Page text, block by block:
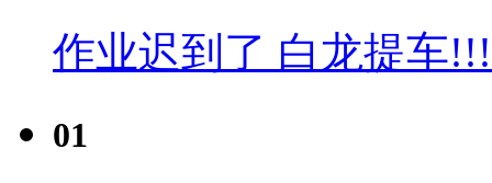
作业迟到了 白龙提车
01